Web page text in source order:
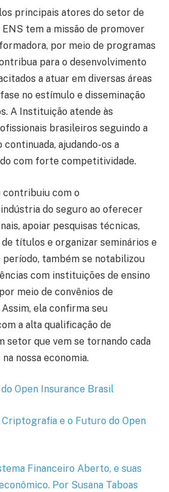
principais atores do setor de
tem a missão de promover
por meio de programas
para o desenvolvimento
a atuar em diversas áreas
no estímulo e disseminação
A Instituição atende às
brasileiros seguindo a
ajudando-os a
com forte competitividade.
contribuiu com o
do seguro ao oferecer
apoiar pesquisas técnicas,
títulos e organizar seminários e
também se notabilizou
com instituições de ensino
meio de convênios de
ela confirma seu
a alta qualificação de
setor que vem se tornando cada
nossa economia.
Open Insurance Brasil
e o Futuro do Open
Financeiro Aberto, e suas
Por Susana Taboas